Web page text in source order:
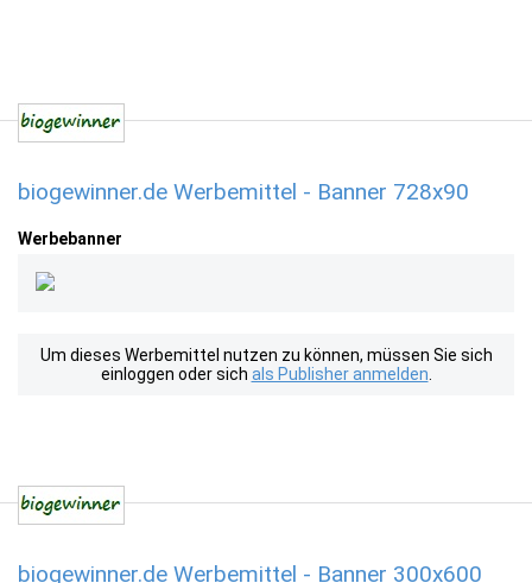
biogewinner.de Werbemittel - Banner 728x90
Werbebanner
Um dieses Werbemittel nutzen zu können, müssen Sie sich
einloggen oder sich als Publisher anmelden
biogewinner.de Werbemittel - Banner 300x600